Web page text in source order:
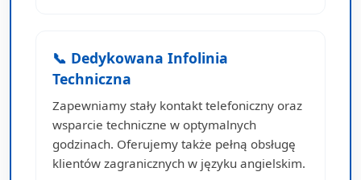
📞 Dedykowana Infolinia
Techniczna
Zapewniamy stały kontakt telefoniczny oraz
wsparcie techniczne w optymalnych
godzinach. Oferujemy także pełną obsługę
klientów zagranicznych w języku angielskim.